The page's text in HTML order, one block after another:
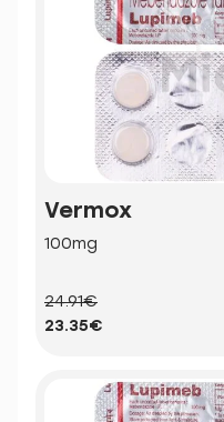
Vermox
100mg
24.91€
23.35€